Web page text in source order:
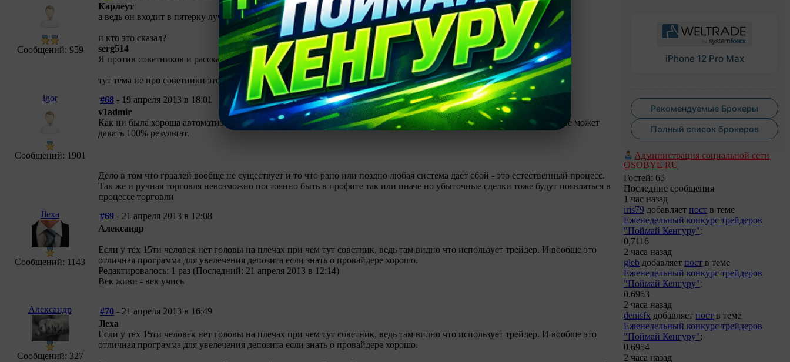
Сообщений: 959
Карлеут
а ведь он входит в пятерку лучших трейдеров Америки
и кто это сказал?
serg514
Я против советников и расскажу почему,
тут тема не про советники это во первых. во вторых достал ты со своим копипастом
igor
Сообщений: 1901
#68 - 19 апреля 2013 в 18:01
v1admir
Как ни была хороша автоматизированная торговля,сколько торговых систем ни было бы написано ни одна из них не может
давать 100% результат.
Дело в том что граалей вообще не существует и то что рано или поздно любая система дает сбой - это естественный процесс.
Так же и ручная торговля невозможно постоянно быть в профите так или иначе но убыточные сделки тоже будут появляться в
процессе торговли
Jlexa
Сообщений: 1143
#69 - 21 апреля 2013 в 12:08
Александр
Если у тех 15ти человек нет головы на плечах при чем тут советник, ведь там видно что использует трейдер. И вообще это
отличная программа для увелечения депозита если знать о провайдере хорошо.
Редактировалось: 1 раз (Последний: 21 апреля 2013 в 12:14)
Век живи - век учись
Александр
Сообщений: 327
#70 - 21 апреля 2013 в 16:49
Jlexa
Если у тех 15ти человек нет головы на плечах при чем тут советник, ведь там видно что использует трейдер. И вообще это
отличная программа для увелечения депозита если знать о провайдере хорошо.
iPhone 12 Pro Max
Рекомендуемые Брокеры
Полный список брокеров
Администрация социальной сети
OSOBYE RU
Гостей: 65
Последние сообщения
1 час назад
iris79 добавляет пост в теме
Еженедельный конкурс трейдеров
"Поймай Кенгуру":
0,7116
2 часа назад
gleb добавляет пост в теме
Еженедельный конкурс трейдеров
"Поймай Кенгуру":
0.6953
2 часа назад
denisfx добавляет пост в теме
Еженедельный конкурс трейдеров
"Поймай Кенгуру":
0.6954
2 часа назад